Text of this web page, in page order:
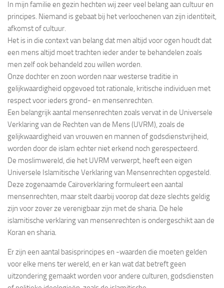
In mijn familie en gezin hechten wij zeer veel belang aan cultuur en
principes. Niemand is gebaat bij het verloochenen van zijn identiteit,
afkomst of cultuur.
Het is in die context van belang dat men altijd voor ogen houdt dat
een mens altijd moet trachten ieder ander te behandelen zoals
men zelf ook behandeld zou willen worden.
Onze dochter en zoon worden naar westerse traditie in
gelijkwaardigheid opgevoed tot rationale, kritische individuen met
respect voor ieders grond- en mensenrechten.
Een belangrijk aantal mensenrechten zoals vervat in de Universele
Verklaring van de Rechten van de Mens (UVRM), zoals de
gelijkwaardigheid van vrouwen en mannen of godsdienstvrijheid,
worden door de islam echter niet erkend noch gerespecteerd.
De moslimwereld, die het UVRM verwerpt, heeft een eigen
Universele Islamitische Verklaring van Mensenrechten opgesteld.
Deze zogenaamde Caïroverklaring formuleert een aantal
mensenrechten, maar stelt daarbij voorop dat deze slechts geldig
zijn voor zover ze verenigbaar zijn met de sharia. De hele
islamitische verklaring van mensenrechten is ondergeschikt aan de
Koran en sharia.
Er zijn een aantal basisprincipes en -waarden die moeten gelden
voor elke mens ter wereld, en er kan wat dat betreft geen
uitzondering gemaakt worden voor andere culturen, godsdiensten